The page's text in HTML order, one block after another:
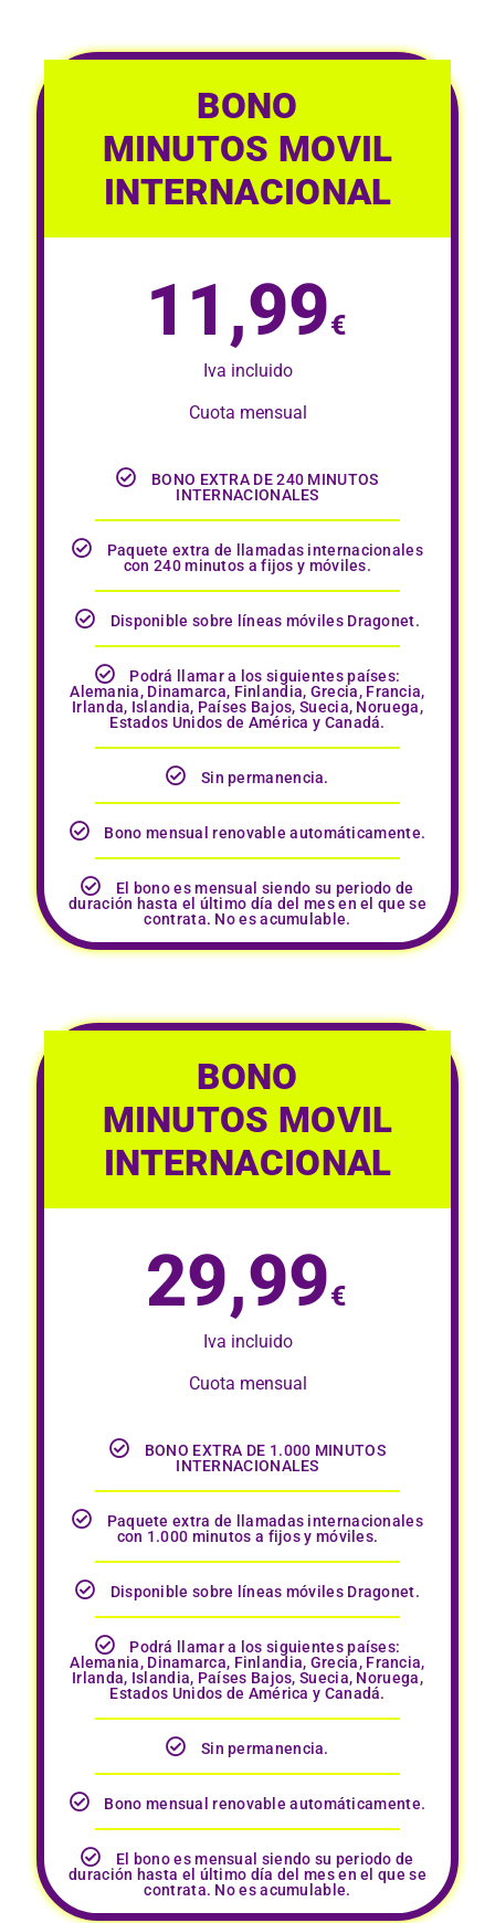
BONO
MINUTOS MOVIL
INTERNACIONAL
11,99€
Iva incluido
Cuota mensual
BONO EXTRA DE 240 MINUTOS
INTERNACIONALES
Paquete extra de llamadas internacionales
con 240 minutos a fijos y móviles.
Disponible sobre líneas móviles Dragonet.
Podrá llamar a los siguientes países:
Alemania, Dinamarca, Finlandia, Grecia, Francia,
Irlanda, Islandia, Países Bajos, Suecia, Noruega,
Estados Unidos de América y Canadá.
Sin permanencia.
Bono mensual renovable automáticamente.
El bono es mensual siendo su periodo de
duración hasta el último día del mes en el que se
contrata. No es acumulable.
BONO
MINUTOS MOVIL
INTERNACIONAL
29,99€
Iva incluido
Cuota mensual
BONO EXTRA DE 1.000 MINUTOS
INTERNACIONALES
Paquete extra de llamadas internacionales
con 1.000 minutos a fijos y móviles.
Disponible sobre líneas móviles Dragonet.
Podrá llamar a los siguientes países:
Alemania, Dinamarca, Finlandia, Grecia, Francia,
Irlanda, Islandia, Países Bajos, Suecia, Noruega,
Estados Unidos de América y Canadá.
Sin permanencia.
Bono mensual renovable automáticamente.
El bono es mensual siendo su periodo de
duración hasta el último día del mes en el que se
contrata. No es acumulable.